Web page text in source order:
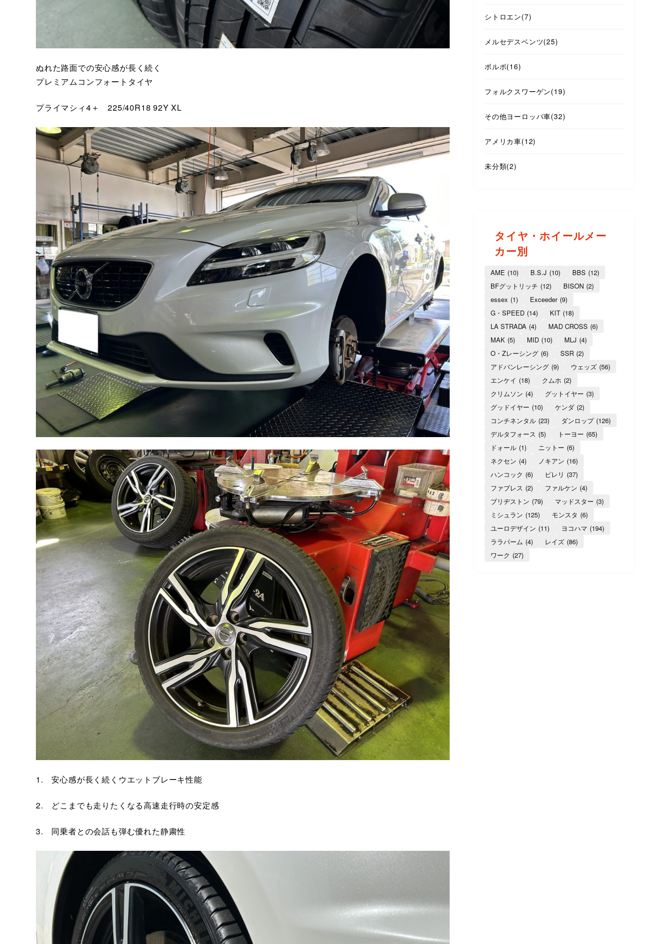
ぬれた路面での安心感が長く続く
プレミアムコンフォートタイヤ
プライマシィ4＋ 225/40R18 92Y XL
1. 安心感が長く続くウエットブレーキ性能
2. どこまでも走りたくなる高速走行時の安定感
3. 同乗者との会話も弾む優れた静粛性
シトロエン(7)
メルセデスベンツ(25)
ボルボ(16)
フォルクスワーゲン(19)
その他ヨーロッパ車(32)
アメリカ車(12)
未分類(2)
タイヤ・ホイールメー
カー別
AME (10) B.S.J (10) BBS (12)
BFグットリッチ (12) BISON (2)
essex (1) Exceeder (9)
G・SPEED (14) KIT (18)
LA STRADA (4) MAD CROSS (6)
MAK (5) MID (10) MLJ (4)
O・Zレーシング (6) SSR (2)
アドバンレーシング (9) ウェッズ (56)
エンケイ (18) クムホ (2)
クリムソン (4) グットイヤー (3)
グッドイヤー (10) ケンダ (2)
コンチネンタル (23) ダンロップ (126)
デルタフォース (5) トーヨー (65)
ドォール (1) ニットー (6)
ネクセン (4) ノキアン (16)
ハンコック (6) ピレリ (37)
ファブレス (2) ファルケン (4)
ブリヂストン (79) マッドスター (3)
ミシュラン (125) モンスタ (6)
ユーロデザイン (11) ヨコハマ (194)
ララパーム (4) レイズ (86)
ワーク (27)